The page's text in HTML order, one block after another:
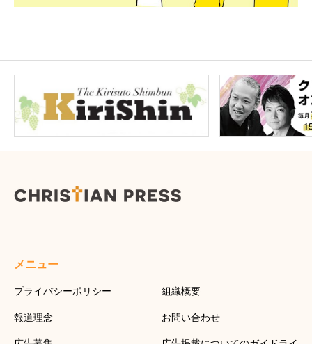
メニュー
プライバシーポリシー 組織概要
報道理念 お問い合わせ